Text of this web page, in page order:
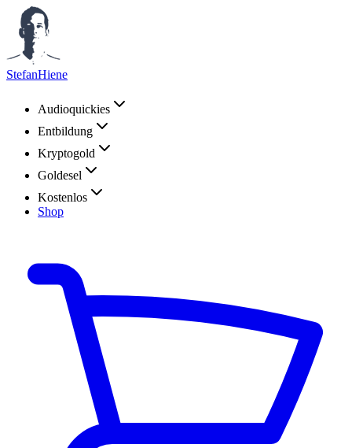
StefanHiene
Audioquickies
Entbildung
Kryptogold
Goldesel
Kostenlos
Shop